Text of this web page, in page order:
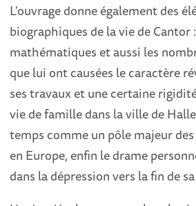
L'ouvrage donne également des
biographiques de la vie de Cantor
mathématiques et aussi les
que lui ont causées le caractère
ses travaux et une certaine
vie de famille dans la ville de
temps comme un pôle majeur
en Europe, enfin le drame
dans la dépression vers la fin de